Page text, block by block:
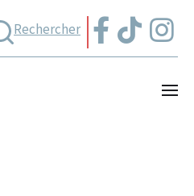
Rechercher